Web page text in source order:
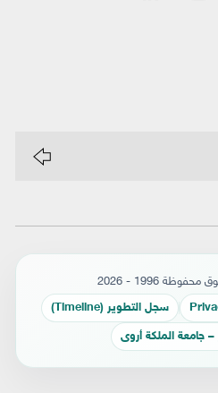
1996 - 2026
سجل التطوير (Timeline)
جامعة الملكة أروى